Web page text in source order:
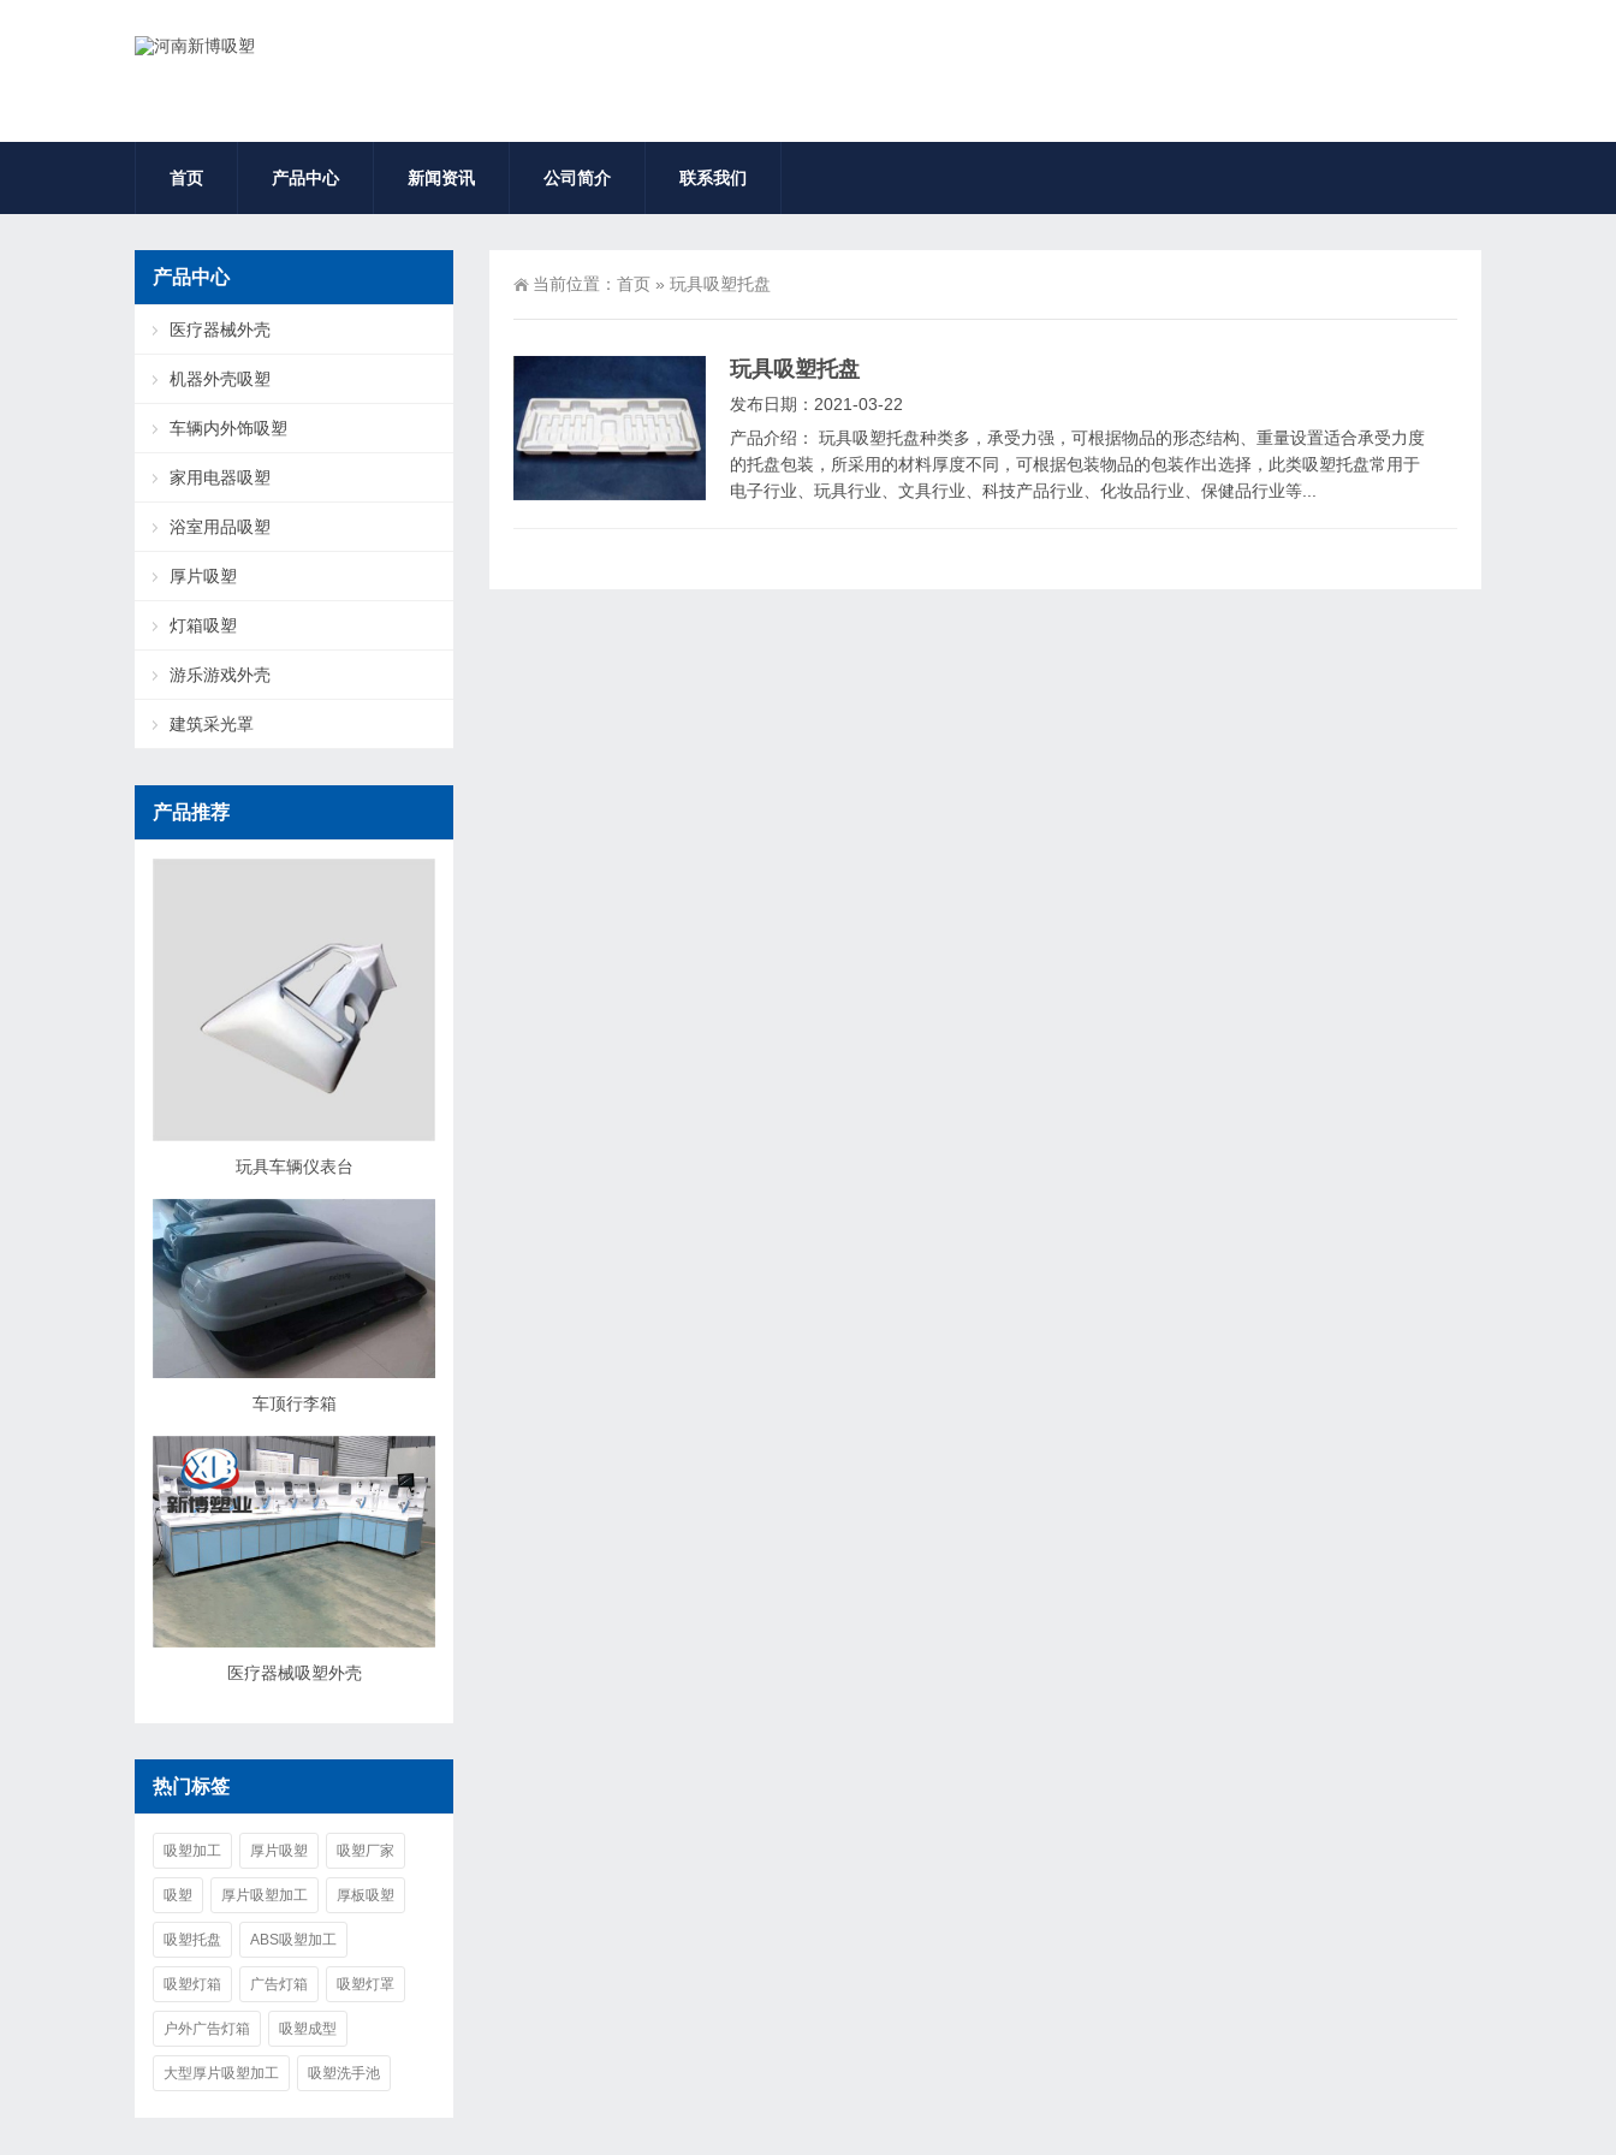
首页 产品中心 新闻资讯 公司简介 联系我们
当前位置： 首页 » 玩具吸塑托盘
玩具吸塑托盘
发布日期：2021-03-22
产品介绍： 玩具吸塑托盘种类多，承受力强，可根据物品的形态结构、重量设置适合承受力度
的托盘包装，所采用的材料厚度不同，可根据包装物品的包装作出选择，此类吸塑托盘常用于
电子行业、玩具行业、文具行业、科技产品行业、化妆品行业、保健品行业等...
产品中心
医疗器械外壳
机器外壳吸塑
车辆内外饰吸塑
家用电器吸塑
浴室用品吸塑
厚片吸塑
灯箱吸塑
游乐游戏外壳
建筑采光罩
产品推荐
玩具车辆仪表台
车顶行李箱
医疗器械吸塑外壳
热门标签
吸塑加工 厚片吸塑 吸塑厂家
吸塑 厚片吸塑加工 厚板吸塑
吸塑托盘 ABS吸塑加工
吸塑灯箱 广告灯箱 吸塑灯罩
户外广告灯箱 吸塑成型
大型厚片吸塑加工 吸塑洗手池